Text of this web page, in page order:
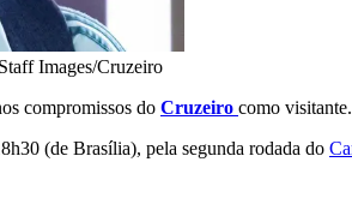
Staff Images/Cruzeiro
compromissos do Cruzeiro como
(de Brasília), pela segunda rodada do